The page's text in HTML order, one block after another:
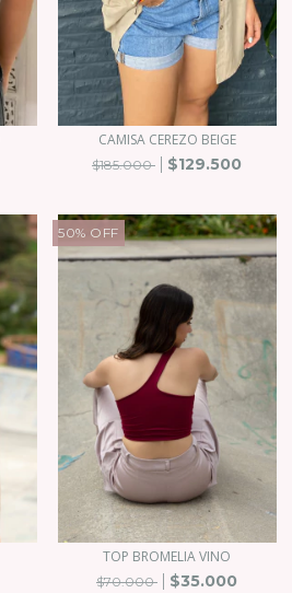
CAMISA CEREZO BEIGE
$185.000 $129.500
50% OFF
TOP BROMELIA VINO
$70.000 $35.000